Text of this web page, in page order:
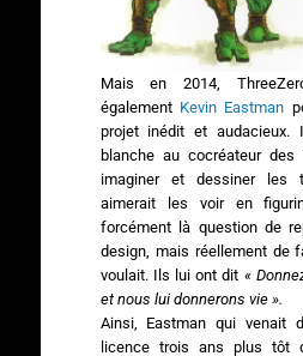
Mais en 2014,
également Kevin Eastman
projet inédit et audacieux.
blanche au cocréateur des
imaginer et dessiner les
aimerait les voir en
forcément là question de
design, mais réellement de
voulait. Ils lui ont dit «
et nous lui donnerons vie ».
Ainsi, Eastman qui venait
licence trois ans plus tôt